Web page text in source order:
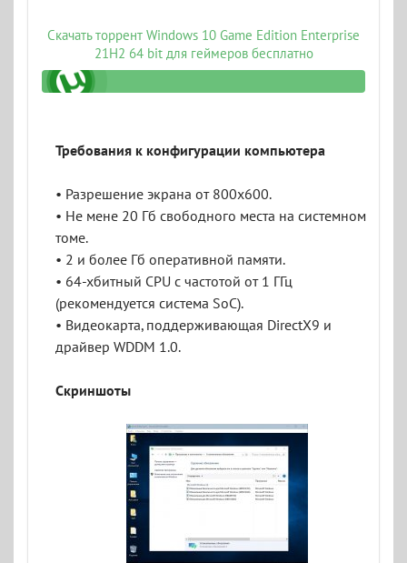
Скачать торрент Windows 10 Game Edition Enterprise
21H2 64 bit для геймеров бесплатно
Требования к конфигурации компьютера
• Разрешение экрана от 800x600.
• Не мене 20 Гб свободного места на системном
томе.
• 2 и более Гб оперативной памяти.
• 64-хбитный CPU с частотой от 1 ГГц
(рекомендуется система SoC).
• Видеокарта, поддерживающая DirectX9 и
драйвер WDDM 1.0.
Скриншоты